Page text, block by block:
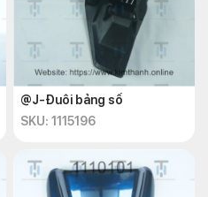
@J-Đuôi bảng số
SKU: 1115196